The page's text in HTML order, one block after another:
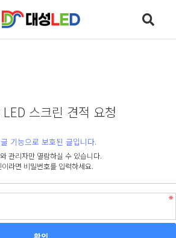
스크린 견적 요청
기능으로 보호된 글입니다.
관리자만 열람하실 수 있습니다.
라면 비밀번호를 입력하세요.